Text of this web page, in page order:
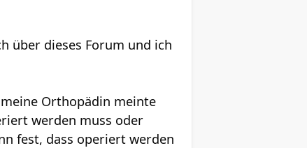
über dieses Forum und ich
Orthopädin meinte
werden muss oder
fest, dass operiert werden